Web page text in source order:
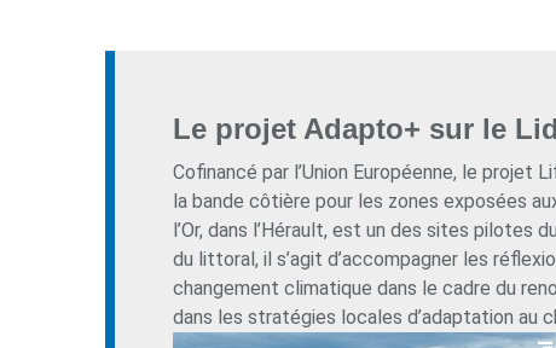
Le projet Adapto+ sur le
Cofinancé par l’Union Européenne, le
la bande côtière pour les zones exposées
l’Or, dans l’Hérault, est un des sites
du littoral, il s’agit d’accompagner les
changement climatique dans le cadre du
dans les stratégies locales d’adaptation au